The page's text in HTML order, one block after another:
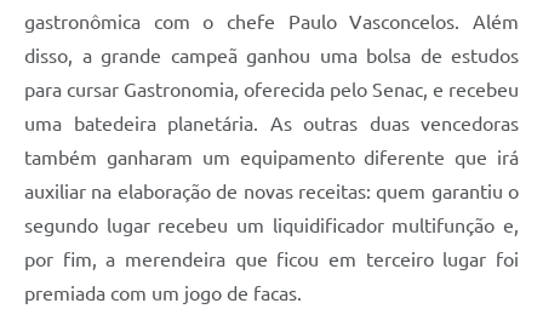
gastronômica com o chefe Paulo Vasconcelos. Além
disso, a grande campeã ganhou uma bolsa de estudos
para cursar Gastronomia, oferecida pelo Senac, e recebeu
uma batedeira planetária. As outras duas vencedoras
também ganharam um equipamento diferente que irá
auxiliar na elaboração de novas receitas: quem garantiu o
segundo lugar recebeu um liquidificador multifunção e,
por fim, a merendeira que ficou em terceiro lugar foi
premiada com um jogo de facas.